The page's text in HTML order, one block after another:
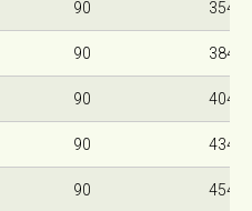
90 3540
90 3840
90 4040
90 4340
90 4540